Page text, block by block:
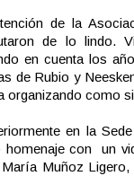
de la
de lo lindo.
en cuenta los
de Rubio y
organizando como
en la
homenaje con un
Muñoz